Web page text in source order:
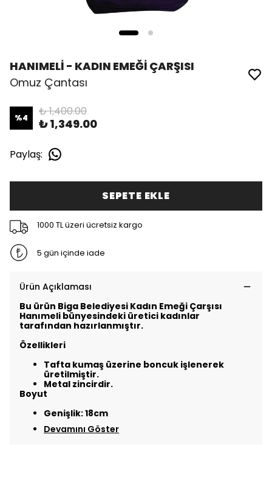
HANIMELİ - KADIN EMEĞİ ÇARŞISI
Omuz Çantası
%4 ₺ 1,400.00
₺ 1,349.00
Paylaş:
SEPETE EKLE
1000 TL üzeri ücretsiz kargo
5 gün içinde iade
Ürün Açıklaması
Bu ürün Biga Belediyesi Kadın Emeği Çarşısı
Hanımeli bünyesindeki üretici kadınlar
tarafından hazırlanmıştır.
Özellikleri
Tafta kumaş üzerine boncuk işlenerek
üretilmiştir.
Metal zincirdir.
Boyut
Genişlik: 18cm
Devamını Göster